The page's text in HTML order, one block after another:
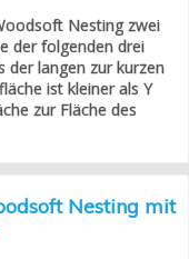
Nesting zwei
der folgenden drei
der langen zur kurzen
ist kleiner als Y
zur Fläche des
Nesting mit